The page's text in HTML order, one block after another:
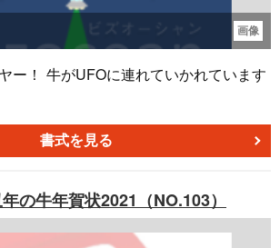
画像
ー！ 牛がUFOに連れていかれています
書式を見る
の牛年賀状2021（NO.103）